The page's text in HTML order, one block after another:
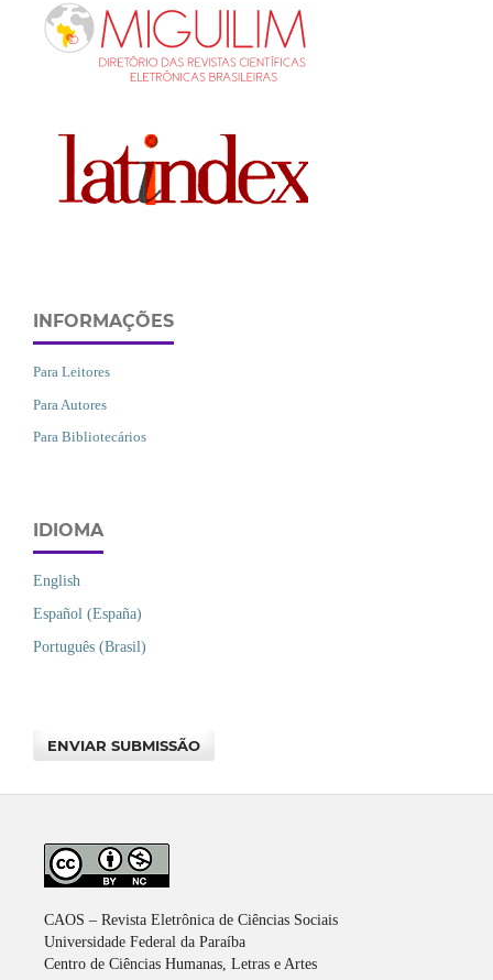
INFORMAÇÕES
Para Leitores
Para Autores
Para Bibliotecários
IDIOMA
English
Español (España)
Português (Brasil)
ENVIAR SUBMISSÃO
CAOS – Revista Eletrônica de Ciências Sociais
Universidade Federal da Paraíba
Centro de Ciências Humanas, Letras e Artes